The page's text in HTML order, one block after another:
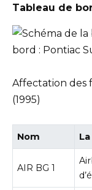
Tableau de
Affectation des
(1995)
Nom
AIR BG 1